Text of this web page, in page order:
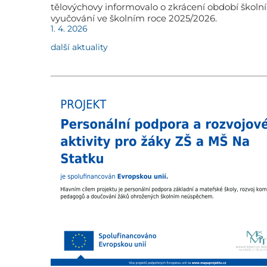
tělovýchovy informovalo o zkrácení období
vyučování ve školním roce 2025/2026.
1. 4. 2026
další aktuality